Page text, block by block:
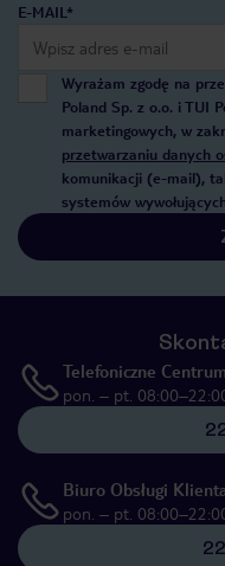
E-MAIL*
Wyrażam zgodę na
Poland Sp. z o.o. i TUI
marketingowych, w
przetwarzaniu danych
komunikacji (e-mail),
systemów
Telefoniczne
pon. – pt.
Biuro Obsługi
pon. – pt.